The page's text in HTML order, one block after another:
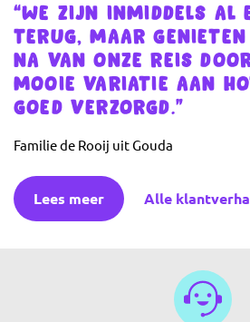
“WE ZIJN INMIDDELS AL
TERUG, MAAR GENIETEN
NA VAN ONZE REIS
MOOIE VARIATIE AAN
GOED VERZORGD.”
Familie de Rooij uit Gouda
Lees meer Alle